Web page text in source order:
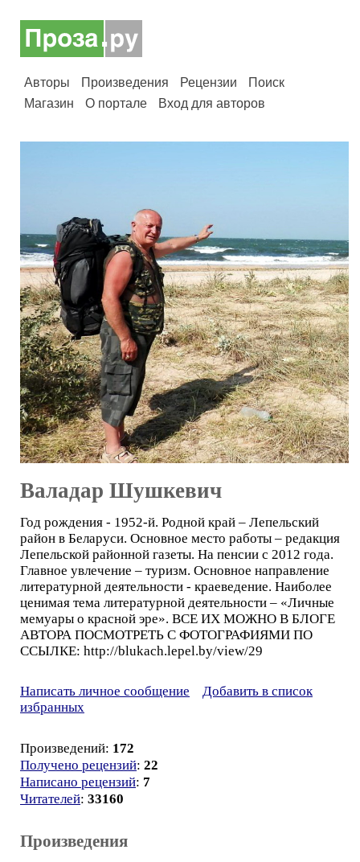
Авторы Произведения Рецензии
Поиск
Магазин
О портале Вход для авторов
Валадар Шушкевич
Год рождения - 1952-й. Родной край – Лепельский
район в Беларуси. Основное место работы – редакция
Лепельской районной газеты. На пенсии с 2012 года.
Главное увлечение – туризм. Основное направление
литературной деятельности - краеведение. Наиболее
ценимая тема литературной деятельности – «Личные
мемуары о красной эре». ВСЕ ИХ МОЖНО В БЛОГЕ
АВТОРА ПОСМОТРЕТЬ С ФОТОГРАФИЯМИ ПО
ССЫЛКЕ: http://blukach.lepel.by/view/29
Написать личное сообщение
Добавить в список
избранных
Произведений: 172
Получено рецензий: 22
Написано рецензий: 7
Читателей: 33160
Произведения